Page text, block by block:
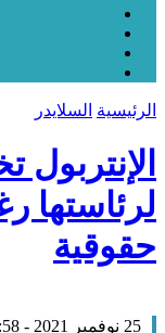
الرئيسية السلايدر
لرئاستها
حقوقية
25 نوفمبر 2021 - 12:58